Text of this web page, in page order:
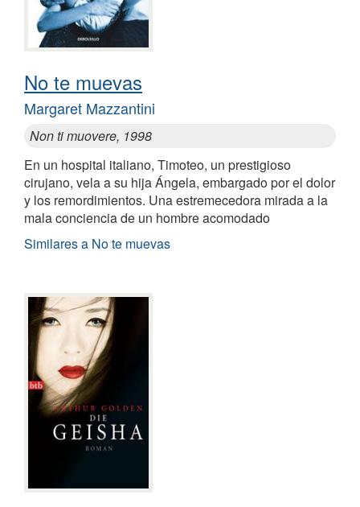
No te muevas
Margaret Mazzantini
Non ti muovere, 1998
En un hospital italiano, Timoteo, un prestigioso
cirujano, vela a su hija Ángela, embargado por el dolor
y los remordimientos. Una estremecedora mirada a la
mala conciencia de un hombre acomodado
Similares a No te muevas